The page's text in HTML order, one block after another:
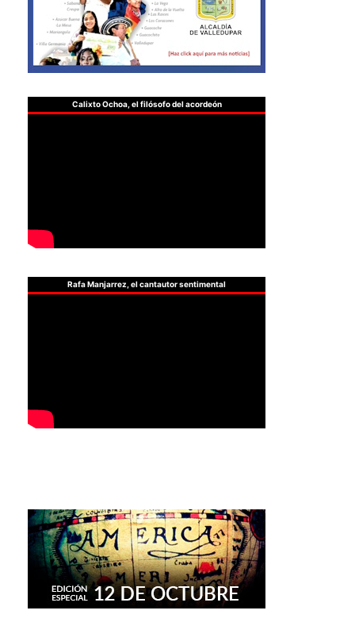
Calixto Ochoa, el filósofo del acordeón
Rafa Manjarrez, el cantautor sentimental